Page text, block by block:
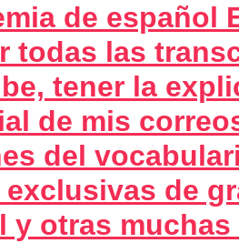
de español
todas las
tener la
de mis
del
de
y otras muchas